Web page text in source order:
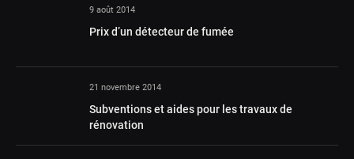
9 août 2014
Prix d’un détecteur de fumée
21 novembre 2014
Subventions et aides pour les travaux de
rénovation